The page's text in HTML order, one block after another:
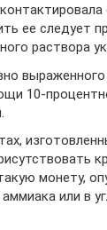
ее следует
раствора
10-
монету,
или в